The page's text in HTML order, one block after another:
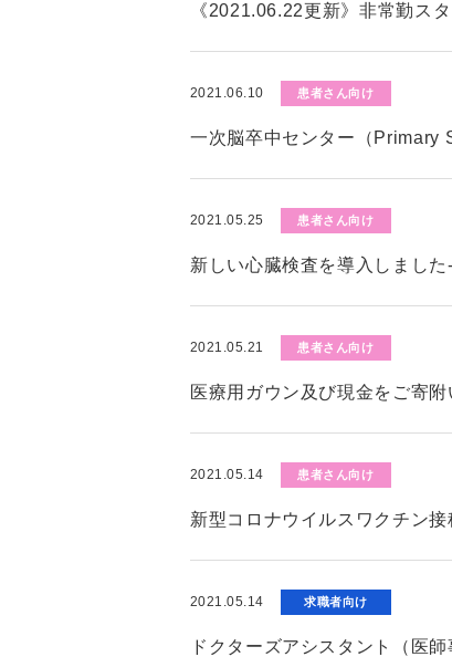
《2021.06.22更新》非常勤ス
2021.06.10 患者さん向け
一次脳卒中センター（Primary
2021.05.25 患者さん向け
新しい心臓検査を導入しまし
2021.05.21 患者さん向け
医療用ガウン及び現金をご寄附
2021.05.14 患者さん向け
新型コロナウイルスワクチン接
2021.05.14 求職者向け
ドクターズアシスタント（医